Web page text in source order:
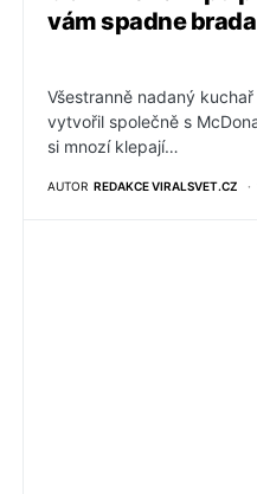
vám spadne brada
Všestranně nadaný
vytvořil společně s
si mnozí klepají…
AUTOR REDAKCE VIRALSVET.CZ